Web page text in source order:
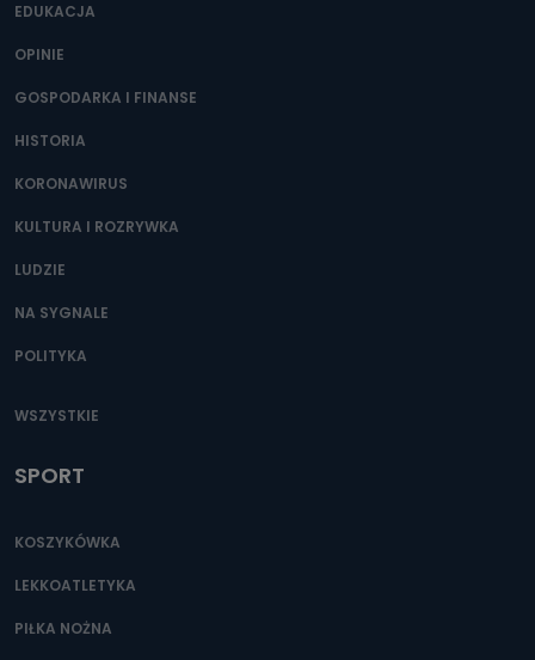
EDUKACJA
OPINIE
GOSPODARKA I FINANSE
HISTORIA
KORONAWIRUS
KULTURA I ROZRYWKA
LUDZIE
NA SYGNALE
POLITYKA
WSZYSTKIE
SPORT
KOSZYKÓWKA
LEKKOATLETYKA
PIŁKA NOŻNA